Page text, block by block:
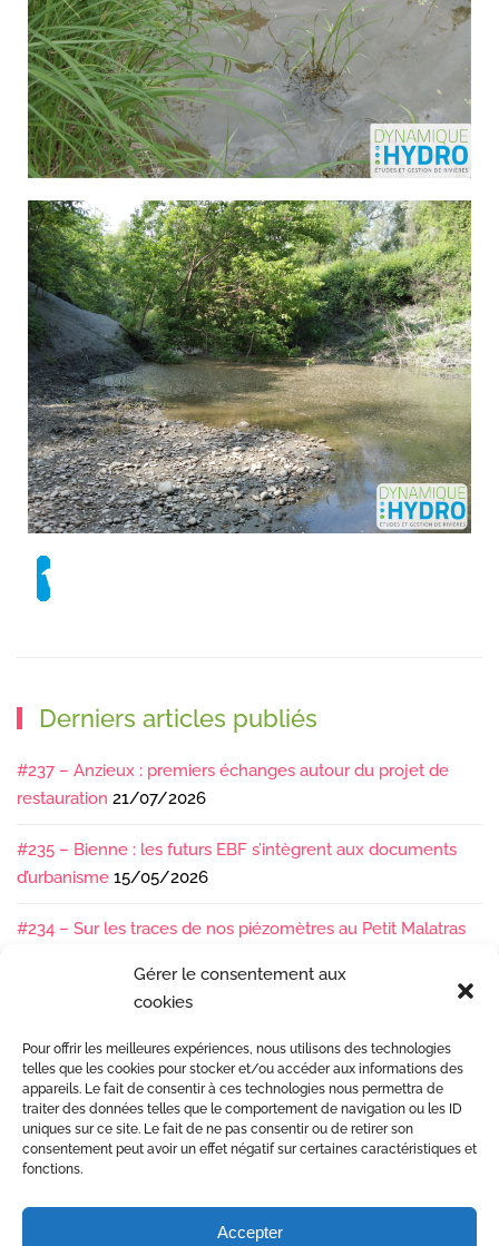
Gérer le consentement aux
cookies
Pour offrir les meilleures expériences, nous utilisons des technologies
telles que les cookies pour stocker et/ou accéder aux informations des
appareils. Le fait de consentir à ces technologies nous permettra de
traiter des données telles que le comportement de navigation ou les ID
uniques sur ce site. Le fait de ne pas consentir ou de retirer son
consentement peut avoir un effet négatif sur certaines caractéristiques et
fonctions.
Accepter
Derniers articles publiés
#237 – Anzieux : premiers échanges autour du projet de
restauration 21/07/2026
#235 – Bienne : les futurs EBF s’intègrent aux documents
d’urbanisme 15/05/2026
#234 – Sur les traces de nos piézomètres au Petit Malatras
#233 – Les sédiments, ça se suit en équipe !
#232 – Sur le terrain avec l’Isère : ça bouge sous nos pieds !
07/04/2026